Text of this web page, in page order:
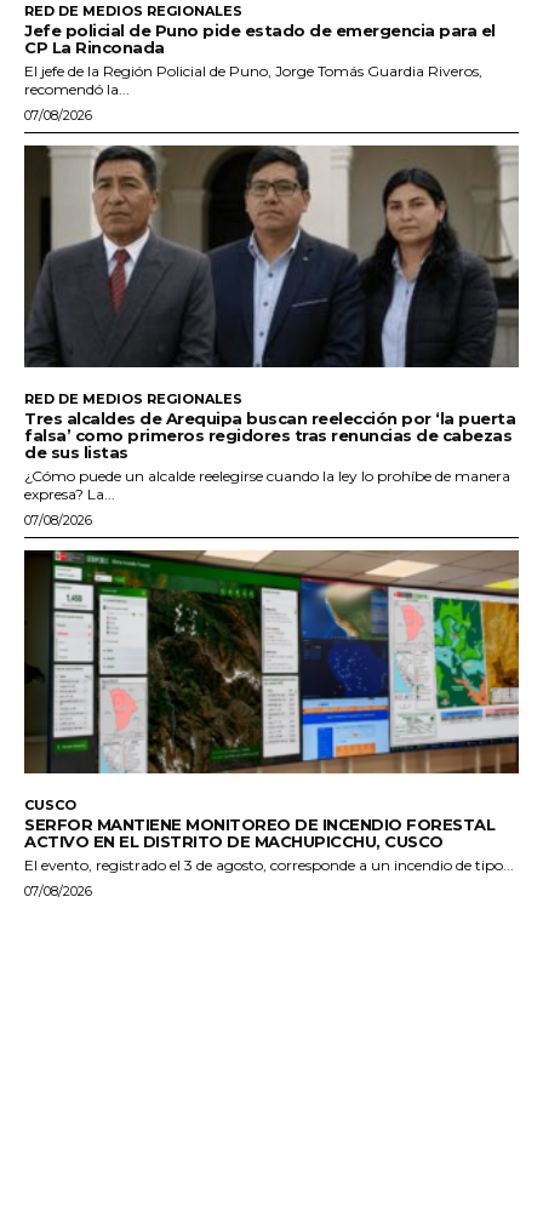
RED DE MEDIOS REGIONALES
Jefe policial de Puno pide estado de emergencia para el
CP La Rinconada
El jefe de la Región Policial de Puno, Jorge Tomás Guardia Riveros,
recomendó la...
07/08/2026
RED DE MEDIOS REGIONALES
Tres alcaldes de Arequipa buscan reelección por ‘la puerta
falsa’ como primeros regidores tras renuncias de cabezas
de sus listas
¿Cómo puede un alcalde reelegirse cuando la ley lo prohíbe de manera
expresa? La...
07/08/2026
CUSCO
SERFOR MANTIENE MONITOREO DE INCENDIO FORESTAL
ACTIVO EN EL DISTRITO DE MACHUPICCHU, CUSCO
El evento, registrado el 3 de agosto, corresponde a un incendio de tipo...
07/08/2026